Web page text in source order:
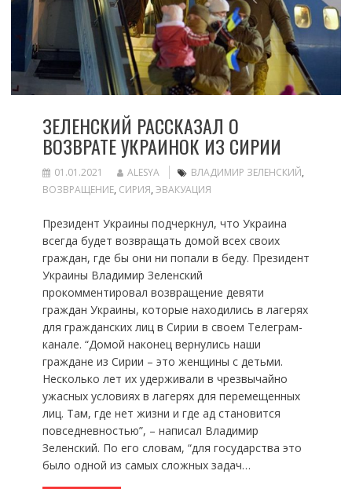
ЗЕЛЕНСКИЙ РАССКАЗАЛ О
ВОЗВРАТЕ УКРАИНОК ИЗ СИРИИ
01.01.2021 ALESYA ВЛАДИМИР ЗЕЛЕНСКИЙ,
ВОЗВРАЩЕНИЕ, СИРИЯ, ЭВАКУАЦИЯ
Президент Украины подчеркнул, что Украина
всегда будет возвращать домой всех своих
граждан, где бы они ни попали в беду. Президент
Украины Владимир Зеленский
прокомментировал возвращение девяти
граждан Украины, которые находились в лагерях
для гражданских лиц в Сирии в своем Телеграм-
канале. “Домой наконец вернулись наши
граждане из Сирии – это женщины с детьми.
Несколько лет их удерживали в чрезвычайно
ужасных условиях в лагерях для перемещенных
лиц. Там, где нет жизни и где ад становится
повседневностью”, – написал Владимир
Зеленский. По его словам, “для государства это
было одной из самых сложных задач…